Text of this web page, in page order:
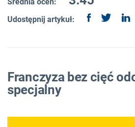
Udostępnij artykuł:
Franczyza bez cięć
specjalny